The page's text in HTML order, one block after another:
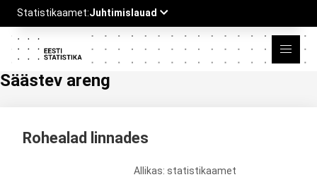
Säästev areng
Rohealad linnades
Allikas: statistikaamet